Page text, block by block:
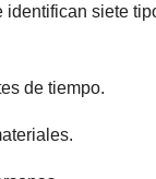
identifican siete
de tiempo.